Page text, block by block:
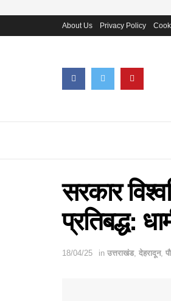
About Us Privacy Policy
सरकार
प्रतिबद्ध:
18/04/25 in उत्तराखंड, देहरादून,